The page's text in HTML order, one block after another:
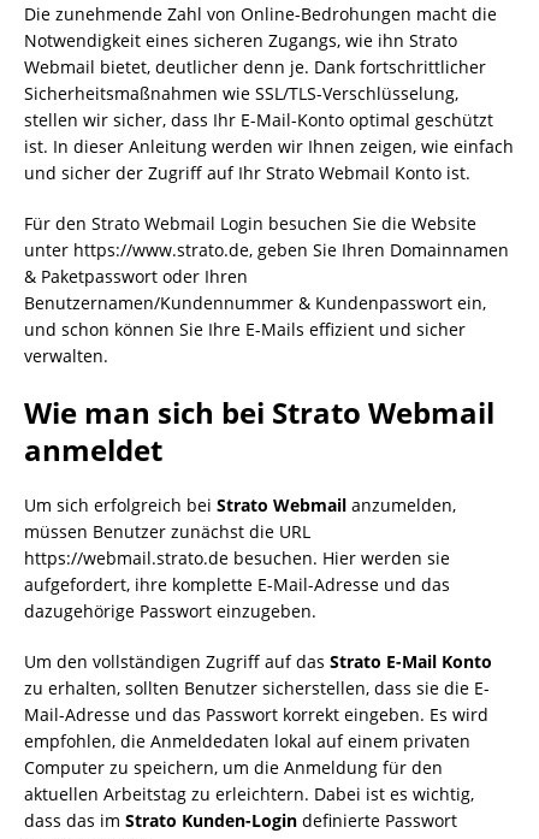
Die zunehmende Zahl von Online-Bedrohungen macht die
Notwendigkeit eines sicheren Zugangs, wie ihn Strato
Webmail bietet, deutlicher denn je. Dank fortschrittlicher
Sicherheitsmaßnahmen wie SSL/TLS-Verschlüsselung,
stellen wir sicher, dass Ihr E-Mail-Konto optimal geschützt
ist. In dieser Anleitung werden wir Ihnen zeigen, wie einfach
und sicher der Zugriff auf Ihr Strato Webmail Konto ist.
Für den Strato Webmail Login besuchen Sie die Website
unter https://www.strato.de, geben Sie Ihren Domainnamen
& Paketpasswort oder Ihren
Benutzernamen/Kundennummer & Kundenpasswort ein,
und schon können Sie Ihre E-Mails effizient und sicher
verwalten.
Wie man sich bei Strato Webmail
anmeldet
Um sich erfolgreich bei Strato Webmail anzumelden,
müssen Benutzer zunächst die URL
https://webmail.strato.de besuchen. Hier werden sie
aufgefordert, ihre komplette E-Mail-Adresse und das
dazugehörige Passwort einzugeben.
Um den vollständigen Zugriff auf das Strato E-Mail Konto
zu erhalten, sollten Benutzer sicherstellen, dass sie die E-
Mail-Adresse und das Passwort korrekt eingeben. Es wird
empfohlen, die Anmeldedaten lokal auf einem privaten
Computer zu speichern, um die Anmeldung für den
aktuellen Arbeitstag zu erleichtern. Dabei ist es wichtig,
dass das im Strato Kunden-Login definierte Passwort